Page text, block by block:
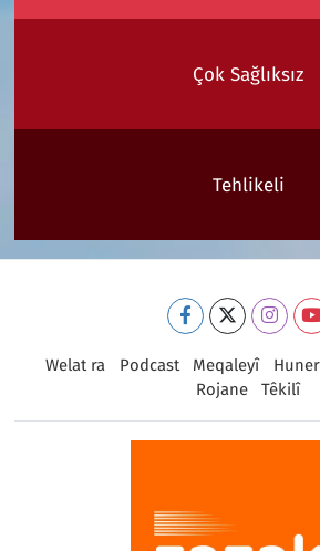
Çok Sağlıksız
Tehlikeli
Welat ra Podcast Meqaleyî Huner
Rojane
Têkilî